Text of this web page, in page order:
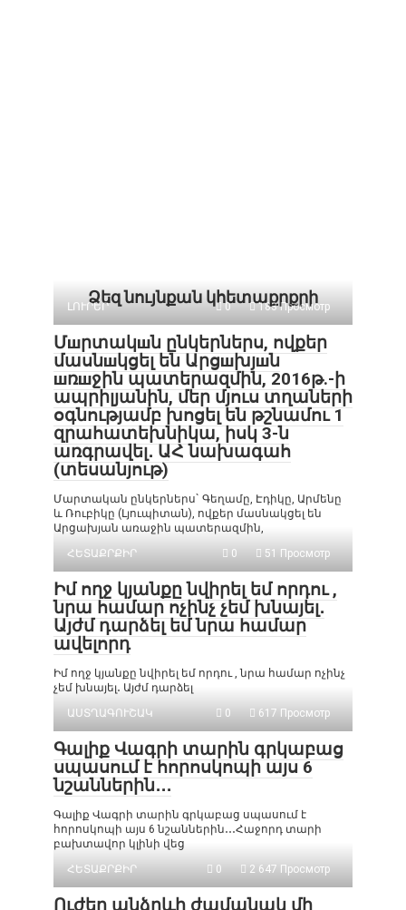
Ձեզ նույնքան կհետաքրքրի
ԼՈՒՐԵՐ 0 183 Просмотр
Մшրտակшն ընկերներս, ովքեր
մասնшկցել են Արցшխյшն
шռшջին պատերազմին, 2016թ.-ի
ապրիլյանին, մեր մյուս տղաների
օգնությամբ խոցել են թշնամու 1
զրահատեխնիկա, իսկ 3-ն
առգրավել․ ԱՀ նախագահ
(տեսանյութ)
Մարտական ընկերներս` Գեղամը, Էդիկը, Արմենը
և Ռուբիկը (Լյուպիտան), ովքեր մասնակցել են
Արցախյան առաջին պատերազմին,
ՀԵՏԱՔՐՔԻՐ
0 51 Просмотр
Իմ ողջ կյանքը նվիրել եմ որդու ,
նրա համար ոչինչ չեմ խնայել․
Այժմ դարձել եմ նրա համար
ավելորդ
Իմ ողջ կյանքը նվիրել եմ որդու , նրա համար ոչինչ
չեմ խնայել․ Այժմ դարձել
ԱՍՏՂԱԳՈՒՇԱԿ
0 617 Просмотр
Գալիք Վագրի տարին գրկաբաց
սպասում է հորոսկոպի այս 6
նշաններին․․․
Գալիք Վագրի տարին գրկաբաց սպասում է
հորոսկոպի այս 6 նշաններին․․․Հաջորդ տարի
բախտավոր կլինի վեց
ՀԵՏԱՔՐՔԻՐ
0 2 647 Просмотр
Ուժեղ անձրևի ժամանակ մի